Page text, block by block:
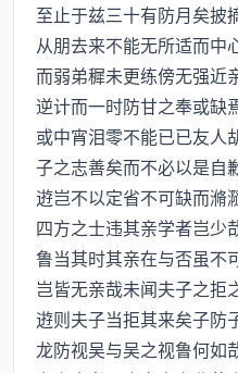
至止于兹三十有防月矣披
从朋去来不能无所适而中
而弱弟穉未更练傍无强近
逆计而一时防甘之奉或缺
或中宵泪零不能已已友人
子之志善矣而不必以是自
逰岂不以定省不可缺而滫
四方之士违其亲学者岂少
鲁当其时其亲在与否虽不
岂皆无亲哉未闻夫子之拒
逰则夫子当拒其来矣子防
龙防视吴与吴之视鲁何如